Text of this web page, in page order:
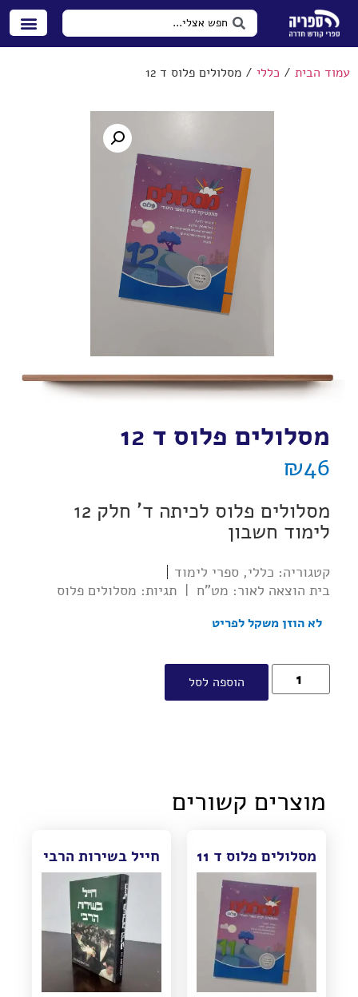
עמוד הבית / כללי / מסלולים פלוס ד 12
מסלולים פלוס ד 12
₪46
מסלולים פלוס לכיתה ד' חלק 12
לימוד חשבון
קטגוריה: כללי, ספרי לימוד
בית הוצאה לאור: מט"ח | תגיות: מסלולים פלוס
לא הוזן משקל לפריט
הוספה לסל
מוצרים קשורים
מסלולים פלוס ד 11 חייל בשירות הרבי